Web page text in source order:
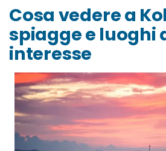
Cosa vedere a
spiagge e luoghi
interesse